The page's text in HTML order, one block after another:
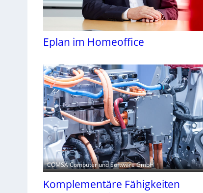
Eplan im Homeoffice
COMSA Computer und Software GmbH
Komplementäre Fähigkeiten